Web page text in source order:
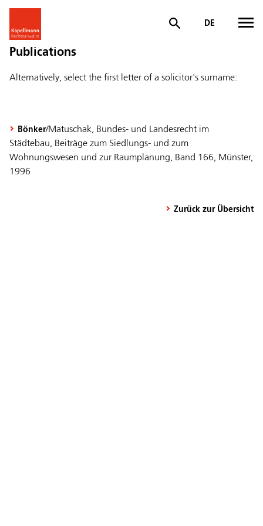
DE
Publications
Alternatively, select the first letter of a solicitor's surname:
Bönker/Matuschak, Bundes- und Landesrecht im
Städtebau, Beiträge zum Siedlungs- und zum
Wohnungswesen und zur Raumplanung, Band 166, Münster,
1996
Zurück zur Übersicht